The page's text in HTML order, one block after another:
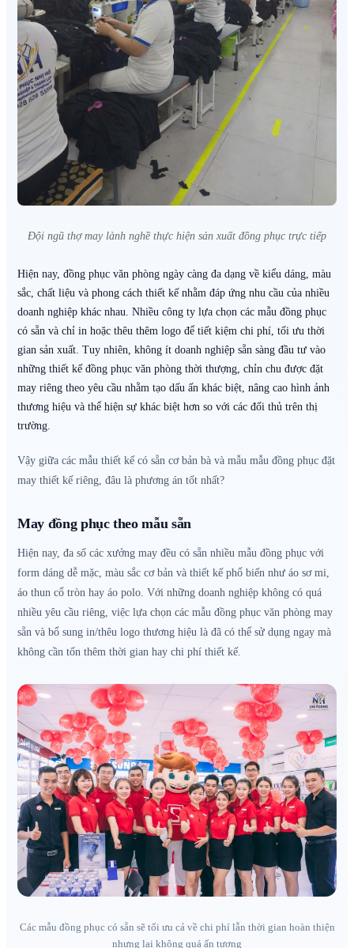
Đội ngũ thợ may lành nghề thực hiện sản xuất đồng phục trực tiếp
Hiện nay, đồng phục văn phòng ngày càng đa dạng về kiểu dáng, màu
sắc, chất liệu và phong cách thiết kế nhằm đáp ứng nhu cầu của nhiều
doanh nghiệp khác nhau. Nhiều công ty lựa chọn các mẫu đồng phục
có sẵn và chỉ in hoặc thêu thêm logo để tiết kiệm chi phí, tối ưu thời
gian sản xuất. Tuy nhiên, không ít doanh nghiệp sẵn sàng đầu tư vào
những thiết kế đồng phục văn phòng thời thượng, chỉn chu được đặt
may riêng theo yêu cầu nhằm tạo dấu ấn khác biệt, nâng cao hình ảnh
thương hiệu và thể hiện sự khác biệt hơn so với các đối thủ trên thị
trường.
Vậy giữa các mẫu thiết kế có sẵn cơ bản bà và mẫu mẫu đồng phục đặt
may thiết kế riêng, đâu là phương án tốt nhất?
May đồng phục theo mẫu sẵn
Hiện nay, đa số các xưởng may đều có sẵn nhiều mẫu đồng phục với
form dáng dễ mặc, màu sắc cơ bản và thiết kế phổ biến như áo sơ mi,
áo thun cổ tròn hay áo polo. Với những doanh nghiệp không có quá
nhiều yêu cầu riêng, việc lựa chọn các mẫu đồng phục văn phòng may
sẵn và bổ sung in/thêu logo thương hiệu là đã có thể sử dụng ngay mà
không cần tốn thêm thời gian hay chi phí thiết kế.
Các mẫu đồng phục có sẵn sẽ tối ưu cả về chi phí lẫn thời gian hoàn thiện
nhưng lại không quá ấn tượng